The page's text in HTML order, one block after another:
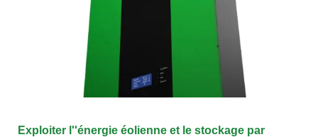
Exploiter l''énergie éolienne et le stockage par